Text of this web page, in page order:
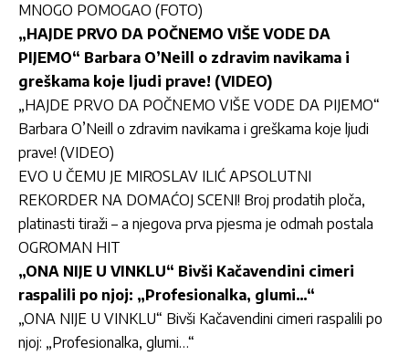
MNOGO POMOGAO (FOTO)
„HAJDE PRVO DA POČNEMO VIŠE VODE DA
PIJEMO“ Barbara O’Neill o zdravim navikama i
greškama koje ljudi prave! (VIDEO)
„HAJDE PRVO DA POČNEMO VIŠE VODE DA PIJEMO“
Barbara O’Neill o zdravim navikama i greškama koje ljudi
prave! (VIDEO)
EVO U ČEMU JE MIROSLAV ILIĆ APSOLUTNI
REKORDER NA DOMAĆOJ SCENI! Broj prodatih ploča,
platinasti tiraži – a njegova prva pjesma je odmah postala
OGROMAN HIT
„ONA NIJE U VINKLU“ Bivši Kačavendini cimeri
raspalili po njoj: „Profesionalka, glumi…“
„ONA NIJE U VINKLU“ Bivši Kačavendini cimeri raspalili po
njoj: „Profesionalka, glumi…“